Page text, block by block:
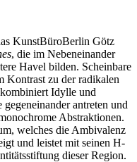
KunstBüroBerlin Götz
, die im Nebeneinander
Havel bilden. Scheinbare
Kontrast zu der radikalen
Idylle und
antreten und
Abstraktionen.
welches die Ambivalenz
und leistet mit seinen H-
dieser Region.